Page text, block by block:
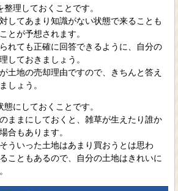
理しておくことです。
してあまり知識がない状態で来ることも
とが予想されます。
れても正確に回答できるように、自分の
しておきましょう。
土地の売却理由ですので、きちんと答え
しょう。
にしておくことです。
ままにしておくと、雑草が生えたり誰か
合もあります。
ういった土地はあまり買おうとは思わ
こともあるので、自分の土地はきれいに